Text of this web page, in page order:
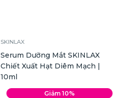
SKINLAX
Serum Dưỡng Mắt SKINLAX
Chiết Xuất Hạt Diêm Mạch |
10ml
Giảm 10%